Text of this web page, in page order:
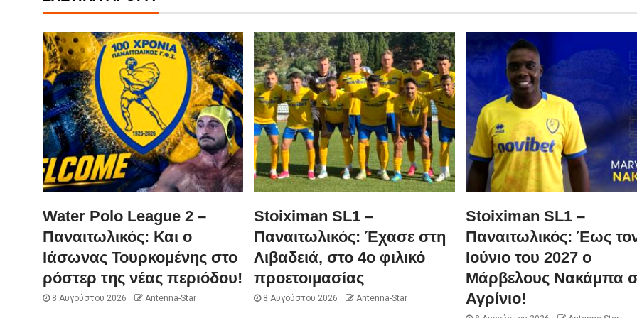
Water Polo League 2 –
Παναιτωλικός: Και ο
Ιάσωνας Τουρκομένης στο
ρόστερ της νέας περιόδου!
8 Αυγούστου 2026 Antenna-Star
Stoiximan SL1 –
Παναιτωλικός: Έχασε στη
Λιβαδειά, στο 4ο φιλικό
προετοιμασίας
8 Αυγούστου 2026 Antenna-Star
Stoiximan SL1 –
Παναιτωλικός: Έως
Ιούνιο του 2027 ο
Μάρβελους Νακάμπα
Αγρίνιο!